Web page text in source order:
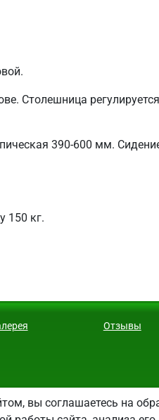
Столешница
390-600 мм.
150 кг.
Отзывы
Директор - Чернов Дмитрий
вы соглашаетесь на